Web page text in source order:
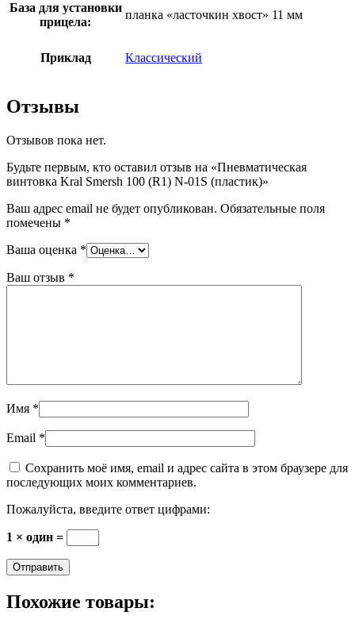
База для установки
прицела:
планка «ласточкин хвост» 11 мм
Приклад Классический
Отзывы
Отзывов пока нет.
Будьте первым, кто оставил отзыв на «Пневматическая
винтовка Kral Smersh 100 (R1) N-01S (пластик)»
Ваш адрес email не будет опубликован. Обязательные поля
помечены *
Ваша оценка *
Ваш отзыв *
Имя *
Email *
Сохранить моё имя, email и адрес сайта в этом браузере для
последующих моих комментариев.
Пожалуйста, введите ответ цифрами:
1 × один =
Похожие товары: